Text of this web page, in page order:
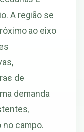
A região se
ao eixo
de
demanda
no campo.